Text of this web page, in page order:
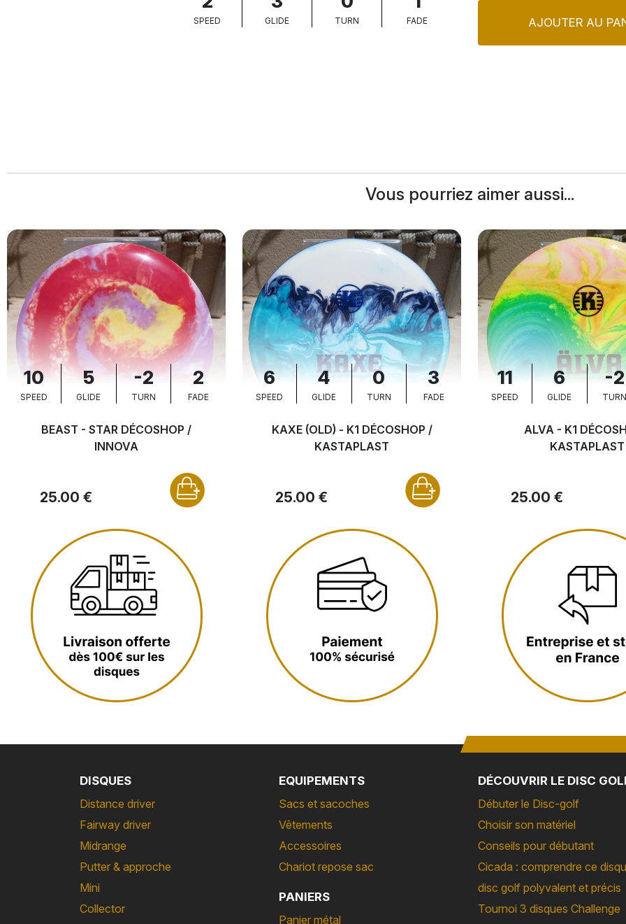
SPEED GLIDE TURN FADE AJOUTER AU
Vous pourriez aimer aussi...
10
SPEED
5
GLIDE
-2
TURN
2
FADE
BEAST - STAR DÉCOSHOP /
INNOVA
25.00 €
6
SPEED
4
GLIDE
0
TURN
3
FADE
KAXE (OLD) - K1 DÉCOSHOP /
KASTAPLAST
25.00 €
11
SPEED
6
GLIDE
-2
TURN
ALVA - K1
KASTAPLAST
25.00 €
DISQUES
Distance driver
Fairway driver
Midrange
Putter & approche
Mini
Collector
EQUIPEMENTS
Sacs et sacoches
Vêtements
Accessoires
Chariot repose sac
PANIERS
Panier métal
DÉCOUVRIR LE DISC
Débuter le Disc-golf
Choisir son matériel
Conseils pour débutant
Cicada : comprendre ce
disc golf polyvalent et précis
Tournoi 3 disques Challenge